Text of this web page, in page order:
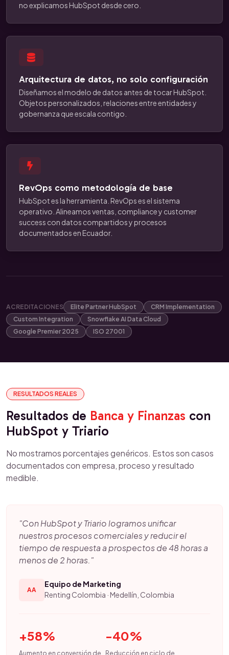
no explicamos HubSpot desde cero.
Arquitectura de datos, no solo configuración
Diseñamos el modelo de datos antes de tocar HubSpot.
Objetos personalizados, relaciones entre entidades y
gobernanza que escala contigo.
RevOps como metodología de base
HubSpot es la herramienta. RevOps es el sistema
operativo. Alineamos ventas, compliance y customer
success con datos compartidos y procesos
documentados en Ecuador.
ACREDITACIONES Elite Partner HubSpot
CRM Implementation
Custom Integration
Snowflake AI Data Cloud
Google Premier 2025
ISO 27001
RESULTADOS REALES
Resultados de Banca y Finanzas con
HubSpot y Triario
No mostramos porcentajes genéricos. Estos son casos
documentados con empresa, proceso y resultado
medible.
"Con HubSpot y Triario logramos unificar
nuestros procesos comerciales y reducir el
tiempo de respuesta a prospectos de 48 horas a
menos de 2 horas."
AA
Equipo de Marketing
Renting Colombia · Medellín, Colombia
+58%
Aumento en conversión de
-40%
Reducción en ciclo de